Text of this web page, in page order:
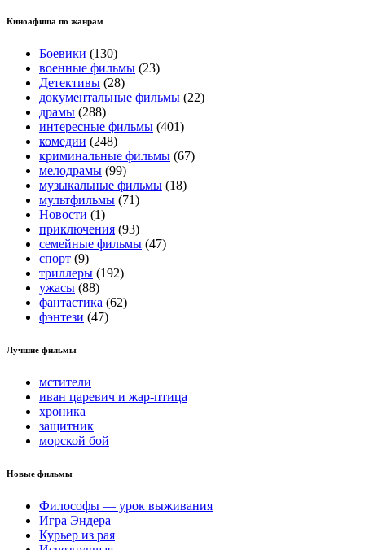
Киноафиша по жанрам
Боевики (130)
военные фильмы (23)
Детективы (28)
документальные фильмы (22)
драмы (288)
интересные фильмы (401)
комедии (248)
криминальные фильмы (67)
мелодрамы (99)
музыкальные фильмы (18)
мультфильмы (71)
Новости (1)
приключения (93)
семейные фильмы (47)
спорт (9)
триллеры (192)
ужасы (88)
фантастика (62)
фэнтези (47)
Лучшие фильмы
мстители
иван царевич и жар-птица
хроника
защитник
морской бой
Новые фильмы
Философы — урок выживания
Игра Эндера
Курьер из рая